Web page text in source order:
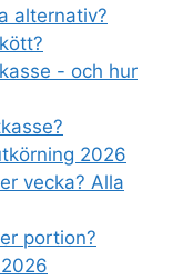
alternativ?
- och hur
2026
vecka? Alla
portion?